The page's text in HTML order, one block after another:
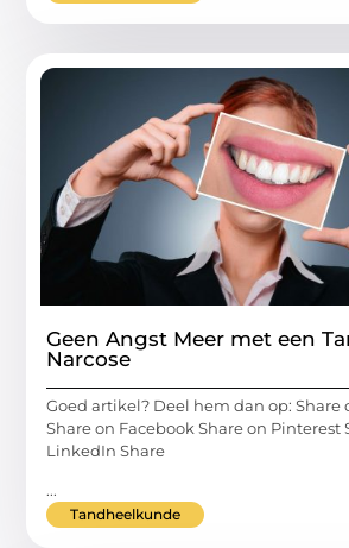
Geen Angst Meer met een
Narcose
Goed artikel? Deel hem dan op: Share
Share on Facebook Share on Pinterest
LinkedIn Share
...
Tandheelkunde